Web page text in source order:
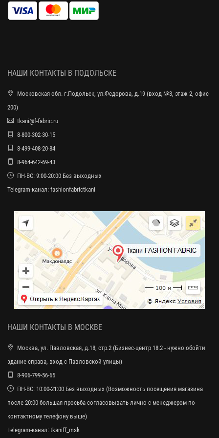
НАШИ КОНТАКТЫ В ПОДОЛЬСКЕ
Московская обл. г.Подольск, ул.Федорова, д.19 (вход №3, этаж 2, офис
200)
tkani@f-fabric.ru
8-800-302-30-15
8-499-408-20-84
8-964-642-69-43
ПН-ВС: 9:00-20:00 Без выходных
Telegram-канал: fashionfabrictkani
НАШИ КОНТАКТЫ В МОСКВЕ
Москва, ул. Павловская, д.18, стр.2 (Бизнес-центр 18.2 - нужно обойти
здание справа, вход с Павловской улицы)
8-906-799-56-65
ПН-ВС: 10:00-21:00 Без выходных (Возможность посещения магазина
после 20:00 большая просьба согласовывать лично с менеджером по
контактному телефону выше)
Telegram-канал: tkaniff_msk